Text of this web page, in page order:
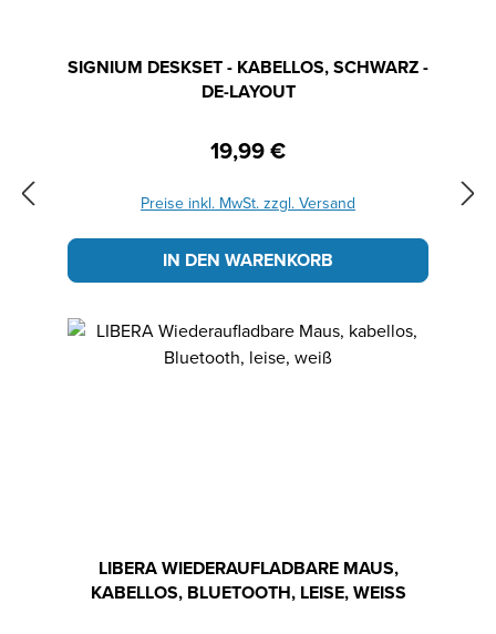
SIGNIUM DESKSET - KABELLOS, SCHWARZ -
DE-LAYOUT
Regulärer Preis:
19,99 €
Preise inkl. MwSt. zzgl. Versand
IN DEN WARENKORB
LIBERA WIEDERAUFLADBARE MAUS,
KABELLOS, BLUETOOTH, LEISE, WEISS